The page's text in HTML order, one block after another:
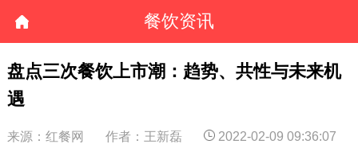
餐饮资讯
盘点三次餐饮上市潮：趋势、共性与未来机
遇
来源：红餐网 作者：王新磊 2022-02-09 09:36:07